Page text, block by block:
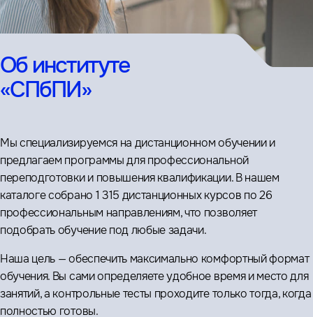
Об институте
«СПбПИ»
Мы специализируемся на дистанционном обучении и
предлагаем программы для профессиональной
переподготовки и повышения квалификации. В нашем
каталоге собрано 1 315 дистанционных курсов по 26
профессиональным направлениям, что позволяет
подобрать обучение под любые задачи.
Наша цель — обеспечить максимально комфортный формат
обучения. Вы сами определяете удобное время и место для
занятий, а контрольные тесты проходите только тогда, когда
полностью готовы.